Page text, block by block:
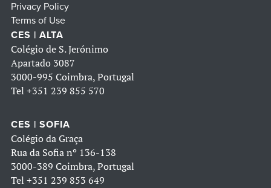
Privacy Policy
Terms of Use
CES | ALTA
Colégio de S. Jerónimo
Apartado 3087
3000-995 Coimbra, Portugal
Tel +351 239 855 570
CES | SOFIA
Colégio da Graça
Rua da Sofia nº 136-138
3000-389 Coimbra, Portugal
Tel +351 239 853 649